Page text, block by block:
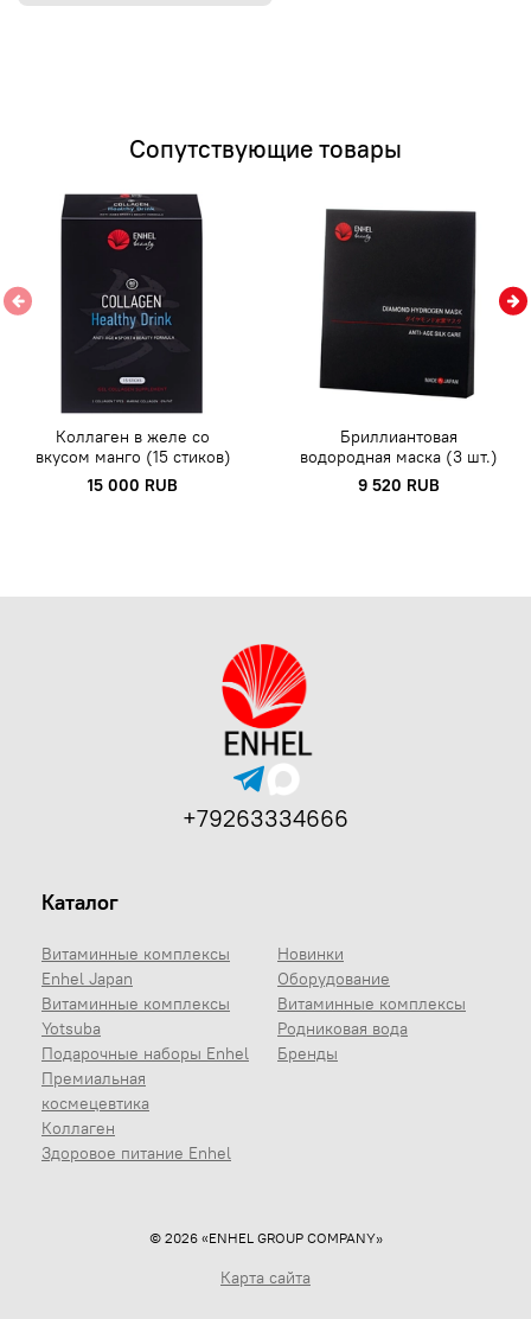
Сопутствующие товары
Коллаген в желе со
вкусом манго (15 стиков)
15 000 RUB
Бриллиантовая
водородная маска (3 шт.)
9 520 RUB
Каталог
Витаминные комплексы
Enhel Japan
Витаминные комплексы
Yotsuba
Подарочные наборы Enhel
Премиальная
космецевтика
Коллаген
Здоровое питание Enhel
Новинки
Оборудование
Витаминные комплексы
Родниковая вода
Бренды
+79263334666
© 2026 «ENHEL GROUP COMPANY»
Карта сайта